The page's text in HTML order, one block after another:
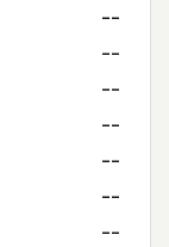
--
--
--
--
--
--
--